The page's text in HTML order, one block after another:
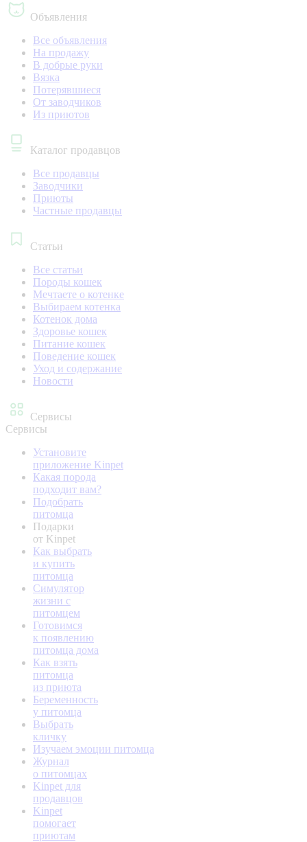
Объявления
Все объявления
На продажу
В добрые руки
Вязка
Потерявшиеся
От заводчиков
Из приютов
Каталог продавцов
Все продавцы
Заводчики
Приюты
Частные продавцы
Статьи
Все статьи
Породы кошек
Мечтаете о котенке
Выбираем котенка
Котенок дома
Здоровье кошек
Питание кошек
Поведение кошек
Уход и содержание
Новости
Сервисы
Сервисы
Установите
приложение Kinpet
Какая порода
подходит вам?
Подобрать
питомца
Подарки
от Kinpet
Как выбрать
и купить
питомца
Симулятор
жизни с
питомцем
Готовимся
к появлению
питомца дома
Как взять
питомца
из приюта
Беременность
у питомца
Выбрать
кличку
Изучаем эмоции питомца
Журнал
о питомцах
Kinpet для
продавцов
Kinpet
помогает
приютам